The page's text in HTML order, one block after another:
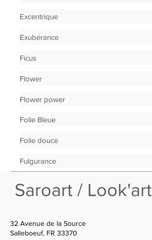
Excentrique
Exubérance
Ficus
Flower
Flower power
Folie Bleue
Folie douce
Fulgurance
32 Avenue de la Source
Salleboeuf, FR 33370
Saroart / Look'art